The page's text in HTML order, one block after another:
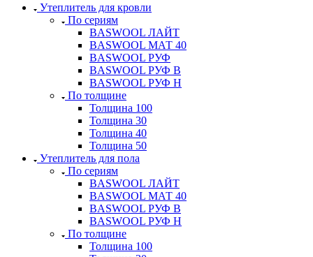
Утеплитель для кровли
По сериям
BASWOOL ЛАЙТ
BASWOOL МАТ 40
BASWOOL РУФ
BASWOOL РУФ В
BASWOOL РУФ Н
По толщине
Толщина 100
Толщина 30
Толщина 40
Толщина 50
Утеплитель для пола
По сериям
BASWOOL ЛАЙТ
BASWOOL МАТ 40
BASWOOL РУФ В
BASWOOL РУФ Н
По толщине
Толщина 100